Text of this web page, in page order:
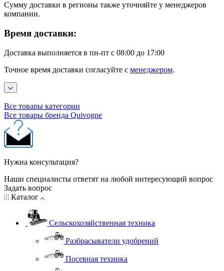
Сумму доставки в регионы также уточняйте у менеджеров
компании.
Время доставки:
Доставка выполняется в пн-пт с 08:00 до 17:00
Точное время доставки согласуйте с менеджером.
Все товары категории
Все товары бренда Quivogne
Нужна консультация?
Наши специалисты ответят на любой интересующий вопрос
Задать вопрос
Каталог
Сельскохозяйственная техника
Разбрасыватели удобрений
Посевная техника